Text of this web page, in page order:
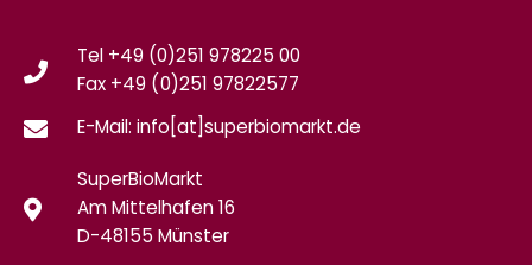
Tel +49 (0)251 978225 00
Fax +49 (0)251 97822577
E-Mail: info[at]superbiomarkt.de
SuperBioMarkt
Am Mittelhafen 16
D-48155 Münster